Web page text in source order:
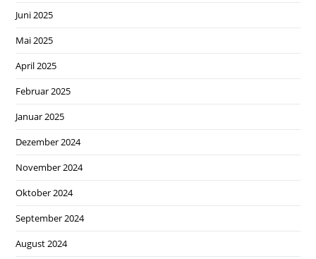
Juni 2025
Mai 2025
April 2025
Februar 2025
Januar 2025
Dezember 2024
November 2024
Oktober 2024
September 2024
August 2024